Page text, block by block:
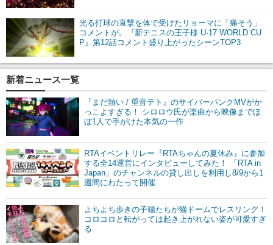
光る打球の直撃を体で受けたリョーマに「痛そう」
コメントが。『新テニスの王子様 U-17 WORLD CU
P』第12話コメント盛り上がったシーンTOP3
新着ニュース一覧
『まだ熱い / 重音テト』のサイバーパンクMVがか
っこよすぎる！ シロロウ氏が楽曲から映像までほ
ぼ1人で手がけた本気の一作
RTAイベントリレー『RTAちゃんの夏休み』に参加
する全14運営にインタビューしてみた！ 「RTA in
Japan」のチャンネルの貸し出しを利用し8/9から1
週間にわたって開催
よちよち歩きの子猫たちが猫ドームでレスリング！
コロコロと転がっては起き上がれない姿が可愛すぎ
る